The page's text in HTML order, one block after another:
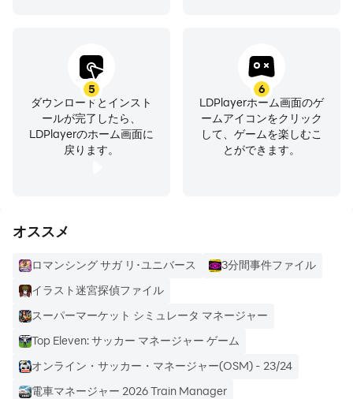
●RootExplorer
●圧縮と解凍：Zip、Rar、7zip、obb
●USBOTG
●PCからファイルにアクセス
●お気に入りのブックマークフォルダまたはファイル
ートするものでファイルを送信します
●ファイル暗号化：128ビット暗号化
RSファイルマネージャー-RSファイルエクスプローラーを
使用すると、ファイルシステムを100％制御でき、すべて
を簡単に整理できます。
RSファイルエクスプローラーでサポートされる言語に
5
ダウンロードとインスト
ールが完了したら、
LDPlayerのホーム画面に
戻ります。
6
LDPlayerホーム画面のゲ
ームアイコンをクリック
して、ゲームを楽しむこ
とができます。
オススメ
ロマンシング サガ リ･ユニバース
3分間事件ファイル
イラスト迷宮探偵ファイル
スーパーマーケット シミュレータ マネージャー
Top Eleven: サッカー マネージャー ゲーム
オンライン・サッカー・マネージャー(OSM) - 23/24
電車マネージャー 2026 Train Manager